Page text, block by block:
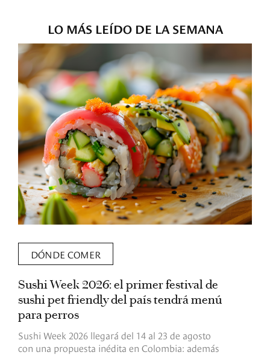
LO MÁS LEÍDO DE LA SEMANA
DÓNDE COMER
Sushi Week 2026: el primer festival de
sushi pet friendly del país tendrá menú
para perros
Sushi Week 2026 llegará del 14 al 23 de agosto
con una propuesta inédita en Colombia: además